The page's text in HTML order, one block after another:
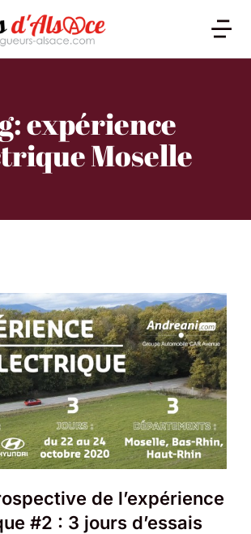
expérience
Moselle
de l’expérience
#2 : 3 jours d’essais